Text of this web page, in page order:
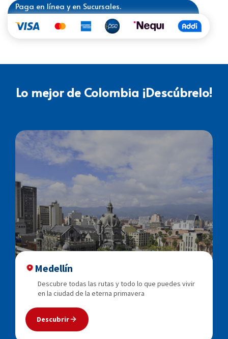
Paga en línea y en Sucursales.
Lo mejor de Colombia ¡Descúbrelo!
Medellín
Descubre todas las rutas y todo lo que puedes vivir
en la ciudad de la eterna primavera
Descubrir